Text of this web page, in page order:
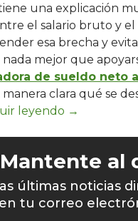
una explicación
el salario bruto y el
esa brecha y
mejor que
de sueldo neto
clara qué se
Mantente al
últimas noticias
en tu correo